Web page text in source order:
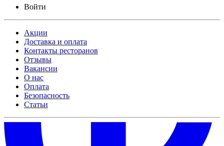
Войти
Акции
Доставка и оплата
Контакты ресторанов
Отзывы
Вакансии
О нас
Оплата
Безопасность
Статьи